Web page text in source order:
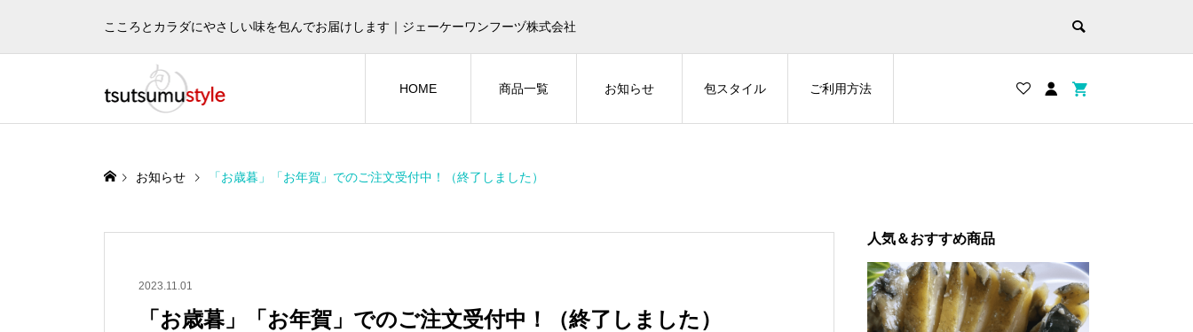
こころとカラダにやさしい味を包んでお届けします｜ジェーケーワンフーヅ株式会社
HOME 商品一覧 お知らせ 包スタイル ご利用方法
お知らせ 「お歳暮」「お年賀」でのご注文受付中！（終了しました）
2023.11.01
「お歳暮」「お年賀」でのご注文受付中！（終了しました）
人気＆おすすめ商品